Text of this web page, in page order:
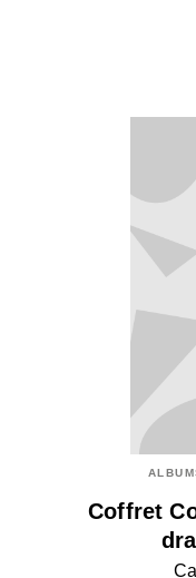
Coffret